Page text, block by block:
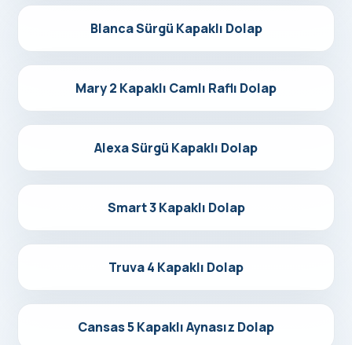
Detayları Gör
Blanca Sürgü Kapaklı Dolap
Detayları Gör
Mary 2 Kapaklı Camlı Raflı Dolap
Detayları Gör
Alexa Sürgü Kapaklı Dolap
Detayları Gör
Smart 3 Kapaklı Dolap
Detayları Gör
Truva 4 Kapaklı Dolap
Detayları Gör
Cansas 5 Kapaklı Aynasız Dolap